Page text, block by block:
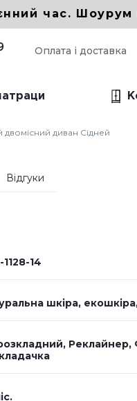
час. Шоурум
Оплата і доставка
в вітальню
диван Сідней
Відгуки
14
шкіра,
Реклайнер,